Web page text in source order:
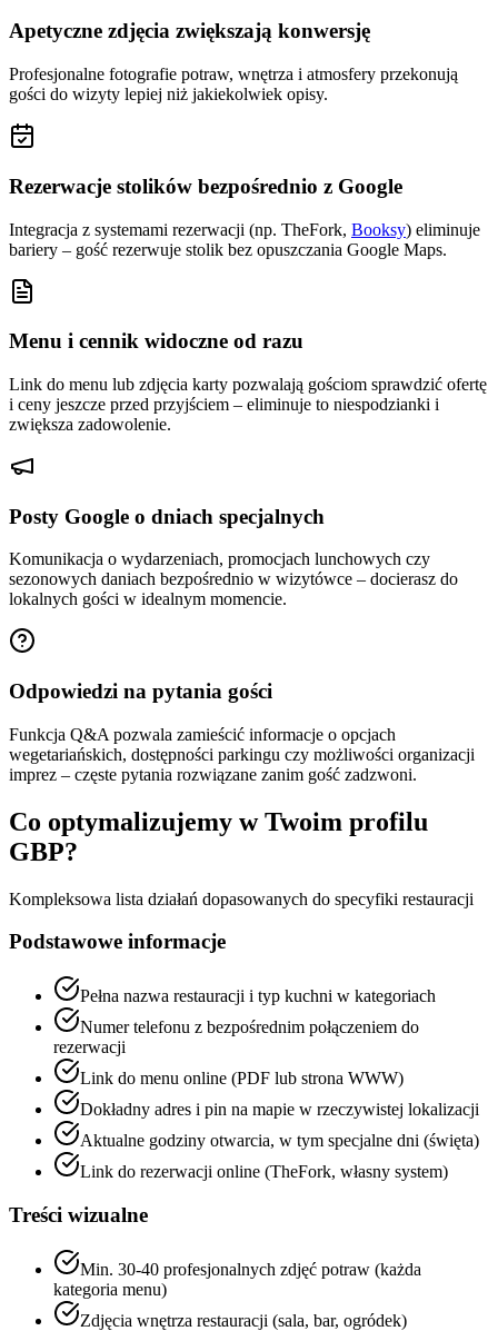
Apetyczne zdjęcia zwiększają konwersję
Profesjonalne fotografie potraw, wnętrza i atmosfery przekonują
gości do wizyty lepiej niż jakiekolwiek opisy.
Rezerwacje stolików bezpośrednio z Google
Integracja z systemami rezerwacji (np. TheFork, Booksy) eliminuje
bariery – gość rezerwuje stolik bez opuszczania Google Maps.
Menu i cennik widoczne od razu
Link do menu lub zdjęcia karty pozwalają gościom sprawdzić ofertę
i ceny jeszcze przed przyjściem – eliminuje to niespodzianki i
zwiększa zadowolenie.
Posty Google o dniach specjalnych
Komunikacja o wydarzeniach, promocjach lunchowych czy
sezonowych daniach bezpośrednio w wizytówce – docierasz do
lokalnych gości w idealnym momencie.
Odpowiedzi na pytania gości
Funkcja Q&A pozwala zamieścić informacje o opcjach
wegetariańskich, dostępności parkingu czy możliwości organizacji
imprez – częste pytania rozwiązane zanim gość zadzwoni.
Co optymalizujemy w Twoim profilu
GBP?
Kompleksowa lista działań dopasowanych do specyfiki restauracji
Podstawowe informacje
Pełna nazwa restauracji i typ kuchni w kategoriach
Numer telefonu z bezpośrednim połączeniem do
rezerwacji
Link do menu online (PDF lub strona WWW)
Dokładny adres i pin na mapie w rzeczywistej lokalizacji
Aktualne godziny otwarcia, w tym specjalne dni (święta)
Link do rezerwacji online (TheFork, własny system)
Treści wizualne
Min. 30-40 profesjonalnych zdjęć potraw (każda
kategoria menu)
Zdjęcia wnętrza restauracji (sala, bar, ogródek)